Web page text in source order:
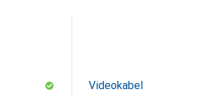
Videokabel